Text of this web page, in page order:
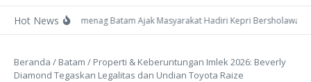
Hot News
Kepala Kemenag Batam Ajak Masyarakat Hadiri Kepri Bersholawat 3
Beranda / Batam / Properti & Keberuntungan Imlek 2026: Beverly
‎Diamond Tegaskan Legalitas dan Undian Toyota Raize